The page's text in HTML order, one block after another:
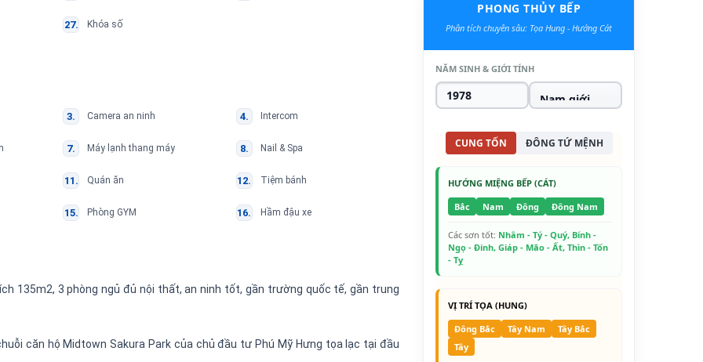
Khóa số
Camera an ninh Intercom
Máy lạnh thang máy Nail & Spa
Quán ăn Tiệm bánh
Phòng GYM Hầm đậu xe
135m2, 3 phòng ngủ đủ nội thất, an ninh tốt, gần trường quốc tế, gần trung
căn hộ Midtown Sakura Park của chủ đầu tư Phú Mỹ Hưng tọa lạc tại đầu
PHONG THỦY BẾP
Phân tích chuyên sâu: Tọa Hung - Hướng Cát
NĂM SINH & GIỚI TÍNH
CUNG TỐN ĐÔNG TỨ MỆNH
HƯỚNG MIỆNG BẾP (CÁT)
Bắc
Nam Đông Đông Nam
Các sơn tốt: Nhâm - Tý - Quý, Bính -
Ngọ - Đinh, Giáp - Mão - Ất, Thìn - Tốn
- Tỵ
VỊ TRÍ TỌA (HUNG)
Đông Bắc
Tây Nam
Tây Bắc
Tây